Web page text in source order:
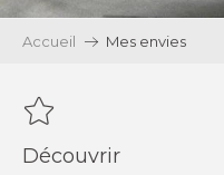
Accueil Mes envies
Découvrir